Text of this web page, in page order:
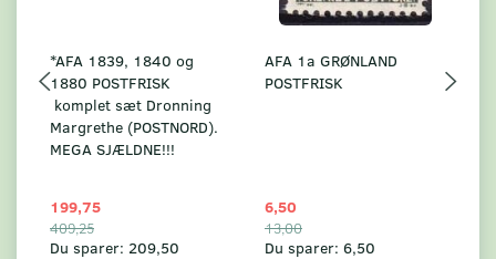
*AFA 1839, 1840 og
1880 POSTFRISK
komplet sæt Dronning
Margrethe (POSTNORD).
MEGA SJÆLDNE!!!
199,75
409,25
Du sparer: 209,50
AFA 1a GRØNLAND
POSTFRISK
6,50
13,00
Du sparer: 6,50